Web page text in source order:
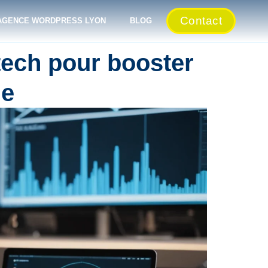
WORDPRESS LYON BLOG Contact
pour booster